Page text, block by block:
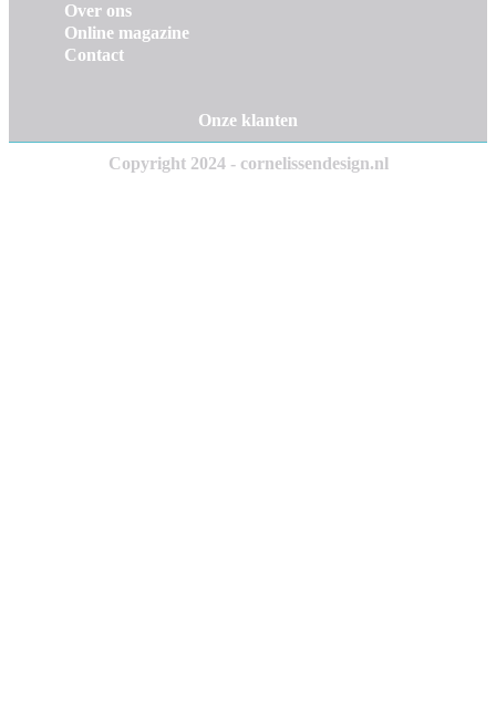
Over ons
Online magazine
Contact
Onze klanten
Copyright 2024 - cornelissendesign.nl